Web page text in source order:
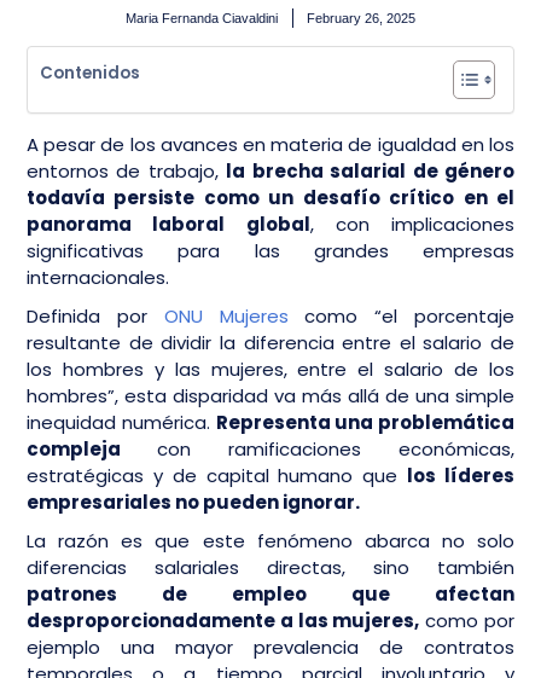
Maria Fernanda Ciavaldini February 26, 2025
Contenidos
A pesar de los avances en materia de igualdad en los
entornos de trabajo, la brecha salarial de género
todavía persiste como un desafío crítico en el
panorama laboral global, con implicaciones
significativas para las grandes empresas
internacionales.
Definida por ONU Mujeres como “el porcentaje
resultante de dividir la diferencia entre el salario de
los hombres y las mujeres, entre el salario de los
hombres”, esta disparidad va más allá de una simple
inequidad numérica. Representa una problemática
compleja con ramificaciones económicas,
estratégicas y de capital humano que los líderes
empresariales no pueden ignorar.
La razón es que este fenómeno abarca no solo
diferencias salariales directas, sino también
patrones de empleo que afectan
desproporcionadamente a las mujeres, como por
ejemplo una mayor prevalencia de contratos